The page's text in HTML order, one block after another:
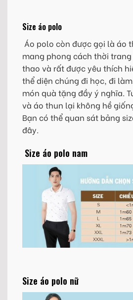
Size áo polo
Áo polo còn được gọi là áo
mang phong cách thời
thao và rất được yêu thích
thể diện chúng đi học, đi
món quà tặng đầy ý nghĩa.
và áo thun lại không hề
Bạn có thể quan sát bảng
đây.
Size áo polo nam
Size áo polo nữ